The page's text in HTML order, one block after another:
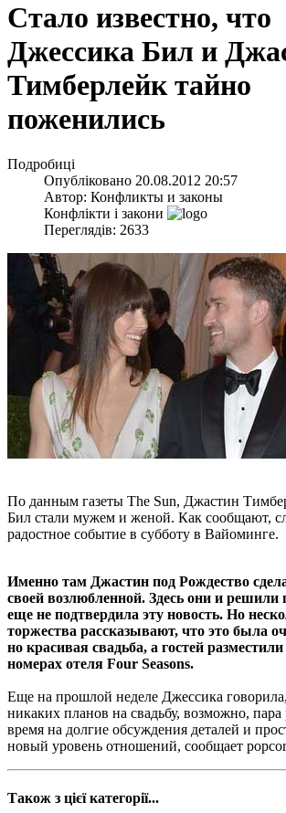
Стало известно, что
Джессика Бил и
Тимберлейк тайно
поженились
Подробиці
Опубліковано 20.08.2012 20:57
Автор: Конфликты и законы
Конфлікти і закони
Переглядів: 2633
По данным газеты The Sun, Джастин
Бил стали мужем и женой. Как сообщают,
радостное событие в субботу в Вайоминге.
Именно там Джастин под Рождество
своей возлюбленной. Здесь они и решили
еще не подтвердила эту новость. Но
торжества рассказывают, что это была
но красивая свадьба, а гостей
номерах отеля Four Seasons.
Еще на прошлой неделе Джессика
никаких планов на свадьбу, возможно, пара
время на долгие обсуждения деталей и
новый уровень отношений, сообщает
Також з цієї категорії...